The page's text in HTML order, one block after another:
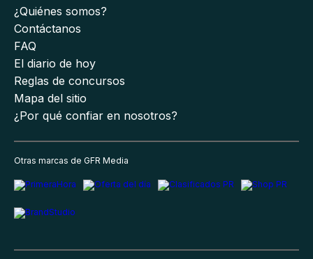
¿Quiénes somos?
Contáctanos
FAQ
El diario de hoy
Reglas de concursos
Mapa del sitio
¿Por qué confiar en nosotros?
Otras marcas de GFR Media